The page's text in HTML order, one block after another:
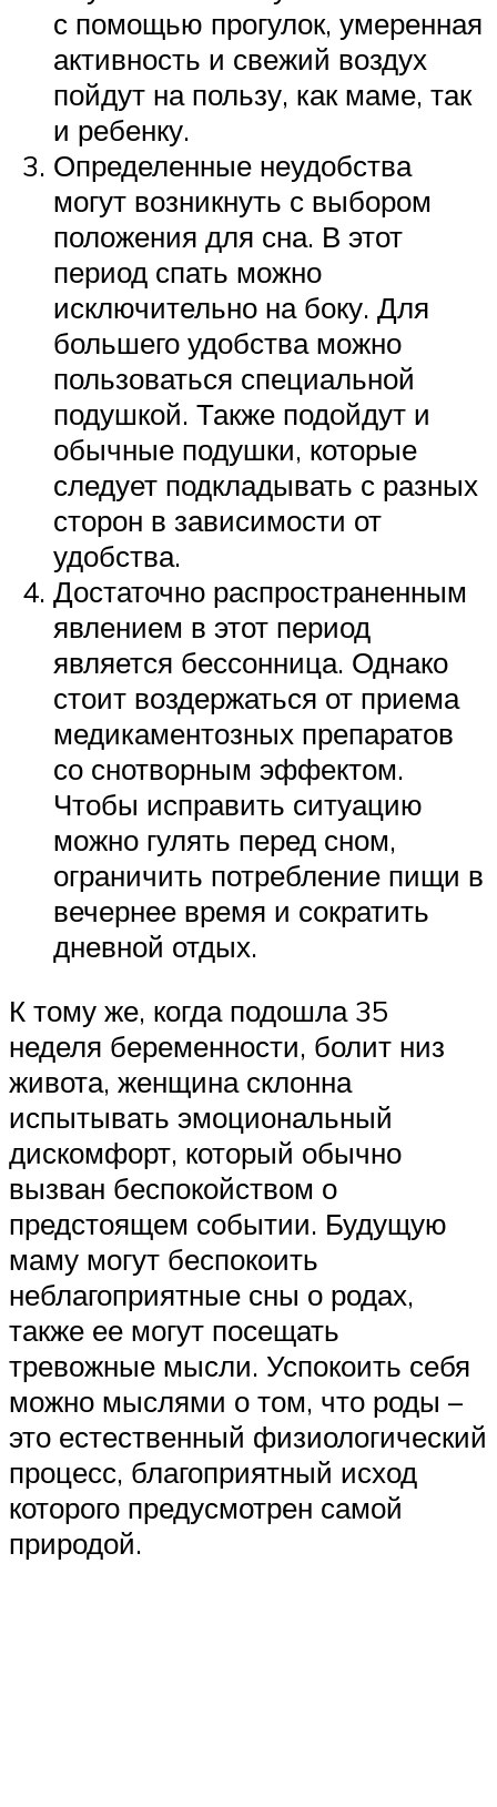
с помощью прогулок, умеренная
активность и свежий воздух
пойдут на пользу, как маме, так
и ребенку.
Определенные неудобства
могут возникнуть с выбором
положения для сна. В этот
период спать можно
исключительно на боку. Для
большего удобства можно
пользоваться специальной
подушкой. Также подойдут и
обычные подушки, которые
следует подкладывать с разных
сторон в зависимости от
удобства.
Достаточно распространенным
явлением в этот период
является бессонница. Однако
стоит воздержаться от приема
медикаментозных препаратов
со снотворным эффектом.
Чтобы исправить ситуацию
можно гулять перед сном,
ограничить потребление пищи в
вечернее время и сократить
дневной отдых.
К тому же, когда подошла 35
неделя беременности, болит низ
живота, женщина склонна
испытывать эмоциональный
дискомфорт, который обычно
вызван беспокойством о
предстоящем событии. Будущую
маму могут беспокоить
неблагоприятные сны о родах,
также ее могут посещать
тревожные мысли. Успокоить себя
можно мыслями о том, что роды –
это естественный физиологический
процесс, благоприятный исход
которого предусмотрен самой
природой.